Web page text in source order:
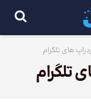
های تلگرام
تلگرام